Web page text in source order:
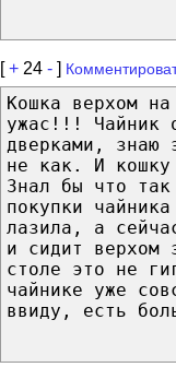
[+ 24 - ]
Кошка верхом
ужас!!! Чайник
дверками, знаю
не как. И кошку
Знал бы что
покупки
лазила, а
и сидит верхом
столе это не
чайнике уже
ввиду, есть